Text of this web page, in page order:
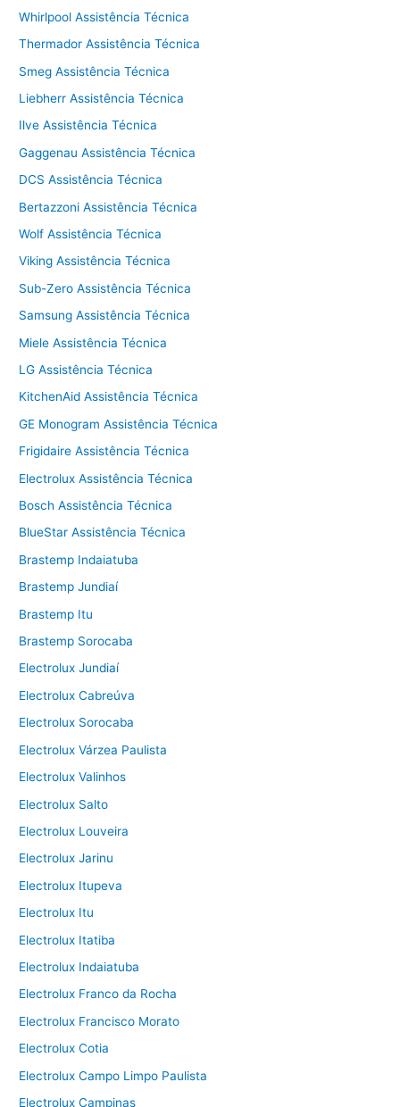
Whirlpool Assistência Técnica
Thermador Assistência Técnica
Smeg Assistência Técnica
Liebherr Assistência Técnica
Ilve Assistência Técnica
Gaggenau Assistência Técnica
DCS Assistência Técnica
Bertazzoni Assistência Técnica
Wolf Assistência Técnica
Viking Assistência Técnica
Sub-Zero Assistência Técnica
Samsung Assistência Técnica
Miele Assistência Técnica
LG Assistência Técnica
KitchenAid Assistência Técnica
GE Monogram Assistência Técnica
Frigidaire Assistência Técnica
Electrolux Assistência Técnica
Bosch Assistência Técnica
BlueStar Assistência Técnica
Brastemp Indaiatuba
Brastemp Jundiaí
Brastemp Itu
Brastemp Sorocaba
Electrolux Jundiaí
Electrolux Cabreúva
Electrolux Sorocaba
Electrolux Várzea Paulista
Electrolux Valinhos
Electrolux Salto
Electrolux Louveira
Electrolux Jarinu
Electrolux Itupeva
Electrolux Itu
Electrolux Itatiba
Electrolux Indaiatuba
Electrolux Franco da Rocha
Electrolux Francisco Morato
Electrolux Cotia
Electrolux Campo Limpo Paulista
Electrolux Campinas